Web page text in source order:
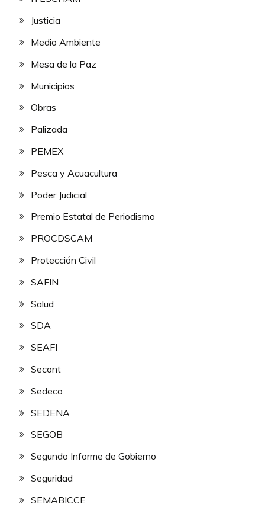
Justicia
Medio Ambiente
Mesa de la Paz
Municipios
Obras
Palizada
PEMEX
Pesca y Acuacultura
Poder Judicial
Premio Estatal de Periodismo
PROCDSCAM
Protección Civil
SAFIN
Salud
SDA
SEAFI
Secont
Sedeco
SEDENA
SEGOB
Segundo Informe de Gobierno
Seguridad
SEMABICCE